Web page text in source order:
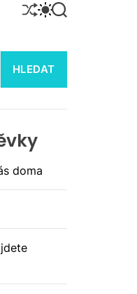
S
H
L
S
W
H
L
R
D
S
E
H
HLEDAT
doma